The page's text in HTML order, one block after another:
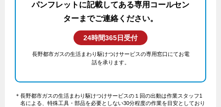
パンフレットに記載してある専用コールセン
ターまでご連絡ください。
24時間365日受付
長野都市ガスの生活まわり駆けつけサービスの専用窓口にてお電
話を承ります。
＊長野都市ガスの生活まわり駆けつけサービスの１回の出動は作業スタッフ1
名による、特殊工具・部品を必要としない30分程度の作業を目安としており